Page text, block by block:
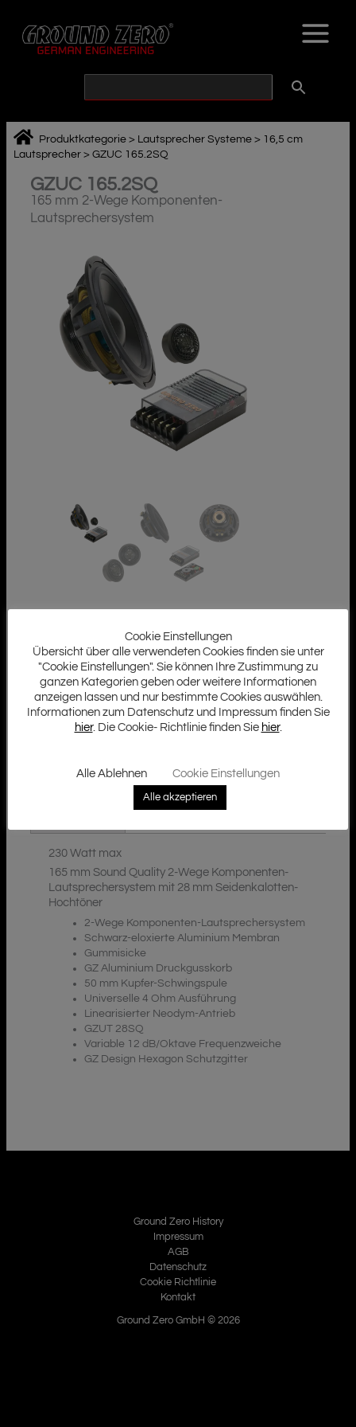
springen
Produktkategorie > Lautsprecher Systeme > 16,5 cm
Lautsprecher >GZUC 165.2SQ
GZUC 165.2SQ
165 mm 2-Wege Komponenten-
Lautsprechersystem
Zusätzliche Informationen
230 Watt max
165 mm Sound Quality 2-Wege Komponenten-
Lautsprechersystem mit 28 mm Seidenkalotten-
Hochtöner
2-Wege Komponenten-Lautsprechersystem
Schwarz-eloxierte Aluminium Membran
Gummisicke
GZ Aluminium Druckgusskorb
50 mm Kupfer-Schwingspule
Universelle 4 Ohm Ausführung
Linearisierter Neodym-Antrieb
GZUT 28SQ
Variable 12 dB/Oktave Frequenzweiche
GZ Design Hexagon Schutzgitter
Ground Zero History
Impressum
AGB
Datenschutz
Cookie Richtlinie
Kontakt
Ground Zero GmbH © 2026
Cookie Einstellungen
Übersicht über alle verwendeten Cookies finden sie unter
"Cookie Einstellungen". Sie können Ihre Zustimmung zu
ganzen Kategorien geben oder weitere Informationen
anzeigen lassen und nur bestimmte Cookies auswählen.
Informationen zum Datenschutz und Impressum finden Sie
hier. Die Cookie- Richtlinie finden Sie hier.
Alle Ablehnen Cookie Einstellungen
Alle akzeptieren